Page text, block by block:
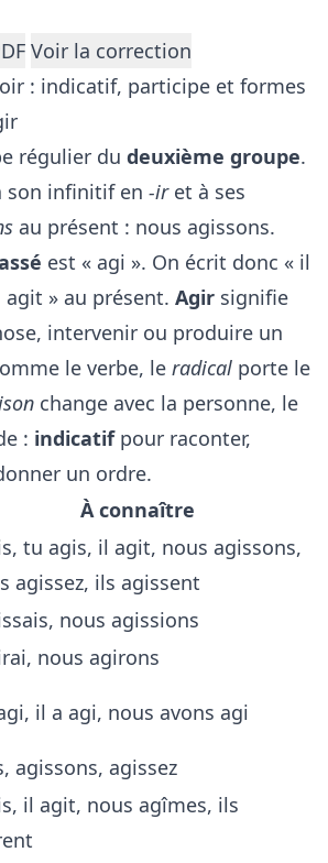
Voir la correction
: indicatif, participe et formes
régulier du deuxième groupe.
son infinitif en -iret à ses
au présent : nous agissons.
est « agi ». On écrit donc « il
agit » au présent. Agir signifie
intervenir ou produire un
le verbe, le radical porte le
change avec la personne, le
: indicatifpour raconter,
un ordre.
À connaître
tu agis, il agit, nous agissons,
agissez, ils agissent
nous agissions
nous agirons
il a agi, nous avons agi
agissons, agissez
il agit, nous agîmes, ils